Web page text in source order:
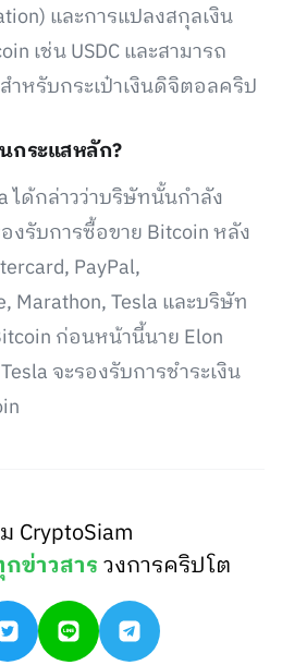
และการแปลงสกุลเงิน
เช่น USDC และสามารถ
ำหรับกระเป๋าเงินดิจิตอลคริป
กระแสหลัก?
ได้กล่าวว่าบริษัทนั้นกำลัง
งรับการซื้อขาย Bitcoin หลัง
PayPal,
Marathon, Tesla และบริษัท
ก่อนหน้านี้นาย Elon
จะรองรับการชำระเงิน
CryptoSiam
ข่าวสารวงการคริปโต